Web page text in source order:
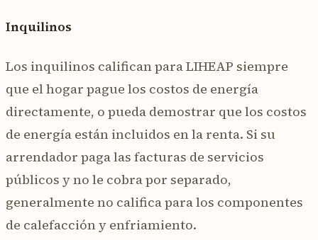
Inquilinos
Los inquilinos califican para LIHEAP siempre
que el hogar pague los costos de energía
directamente, o pueda demostrar que los costos
de energía están incluidos en la renta. Si su
arrendador paga las facturas de servicios
públicos y no le cobra por separado,
generalmente no califica para los componentes
de calefacción y enfriamiento.